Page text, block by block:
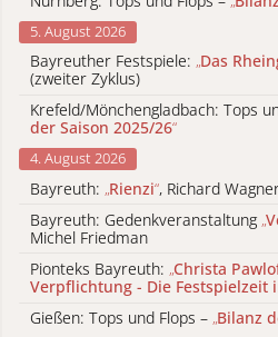
5. August 2026
Bayreuther Festspiele: „Das
(zweiter Zyklus)
Krefeld/Mönchengladbach: Tops
der Saison 2025/26“
4. August 2026
Bayreuth: „Rienzi“, Richard
Bayreuth: Gedenkveranstaltung „
Michel Friedman
Pionteks Bayreuth: „Christa
Verpflichtung - Die Festspielzeit
Gießen: Tops und Flops – „Bilanz